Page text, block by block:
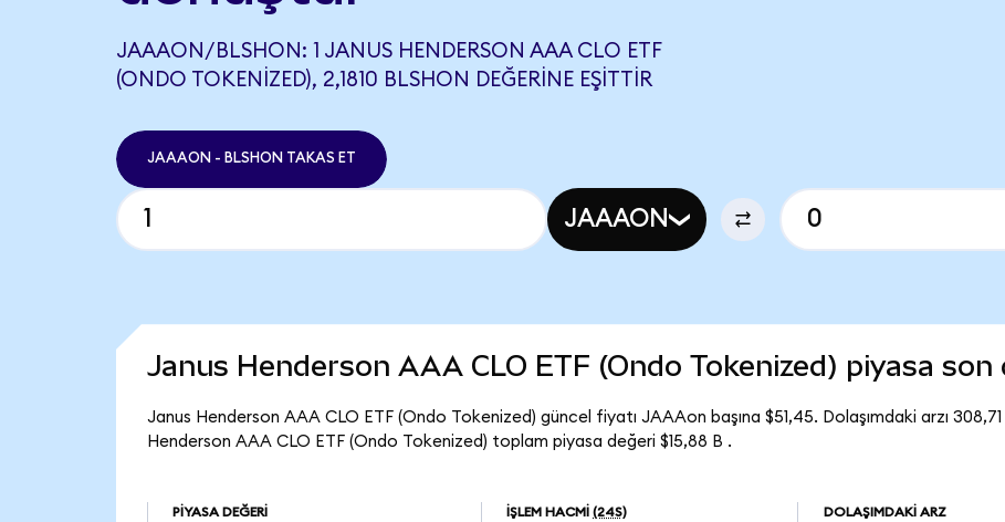
JAAAON/BLSHON: 1 JANUS HENDERSON AAA CLO ETF
(ONDO TOKENIZED), 2,1810 BLSHON DEĞERINE EŞITTIR
JAAAON - BLSHON TAKAS ET
JAAAON
Janus Henderson AAA CLO ETF (Ondo Tokenized) piyasa
Janus Henderson AAA CLO ETF (Ondo Tokenized) güncel fiyatı JAAAon başına $51,45. Dolaşımdaki arzı
Henderson AAA CLO ETF (Ondo Tokenized) toplam piyasa değeri $15,88 B .
PIYASA DEĞERI İŞLEM HACMI (24S) DOLAŞIMDAKI ARZ